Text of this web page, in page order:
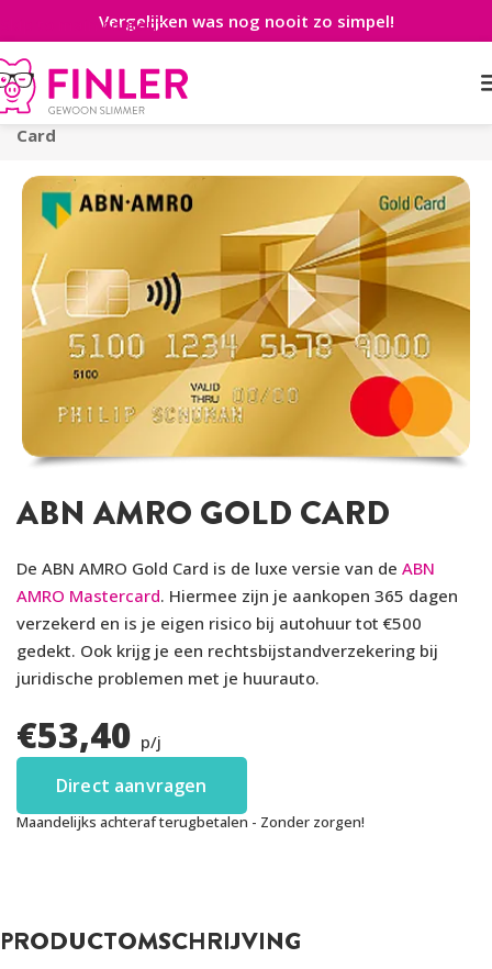
Skip to main contentVergelijken was nog nooit zo simpel!
Home>Creditcard
Card
ABN AMRO GOLD CARD
De ABN AMRO Gold Card is de luxe versie van de ABN
AMRO Mastercard. Hiermee zijn je aankopen 365 dagen
verzekerd en is je eigen risico bij autohuur tot €500
gedekt. Ook krijg je een rechtsbijstandverzekering bij
juridische problemen met je huurauto.
€53,40 p/j
Direct aanvragen
Maandelijks achteraf terugbetalen - Zonder zorgen!
PRODUCTOMSCHRIJVING